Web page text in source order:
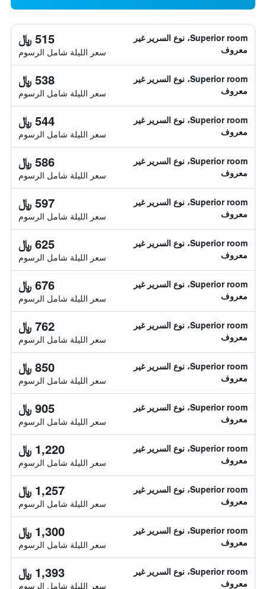
Superior room، نوع السرير غير
معروف
515 ﷼
سعر الليلة شامل الرسوم
Superior room، نوع السرير غير
معروف
538 ﷼
سعر الليلة شامل الرسوم
Superior room، نوع السرير غير
معروف
544 ﷼
سعر الليلة شامل الرسوم
Superior room، نوع السرير غير
معروف
586 ﷼
سعر الليلة شامل الرسوم
Superior room، نوع السرير غير
معروف
597 ﷼
سعر الليلة شامل الرسوم
Superior room، نوع السرير غير
معروف
625 ﷼
سعر الليلة شامل الرسوم
Superior room، نوع السرير غير
معروف
676 ﷼
سعر الليلة شامل الرسوم
Superior room، نوع السرير غير
معروف
762 ﷼
سعر الليلة شامل الرسوم
Superior room، نوع السرير غير
معروف
850 ﷼
سعر الليلة شامل الرسوم
Superior room، نوع السرير غير
معروف
905 ﷼
سعر الليلة شامل الرسوم
Superior room، نوع السرير غير
معروف
1,220 ﷼
سعر الليلة شامل الرسوم
Superior room، نوع السرير غير
معروف
1,257 ﷼
سعر الليلة شامل الرسوم
Superior room، نوع السرير غير
معروف
1,300 ﷼
سعر الليلة شامل الرسوم
Superior room، نوع السرير غير
معروف
1,393 ﷼
سعر الليلة شامل الرسوم